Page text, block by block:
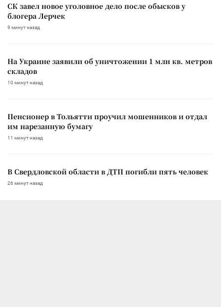
СК завел новое уголовное дело после обысков у
блогера Лерчек
9 минут назад
На Украине заявили об уничтожении 1 млн кв. метров
складов
10 минут назад
Пенсионер в Тольятти проучил мошенников и отдал
им нарезанную бумагу
11 минут назад
В Свердловской области в ДТП погибли пять человек
26 минут назад